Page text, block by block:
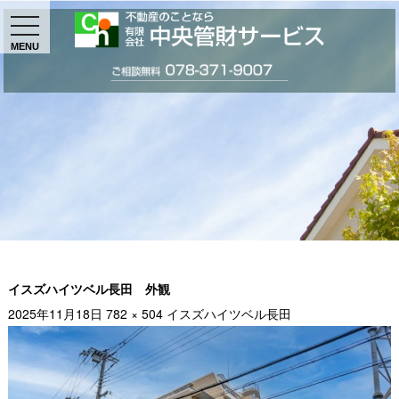
MENU
イスズハイツベル長田 外観
2025年11月18日 782 × 504 イスズハイツベル長田